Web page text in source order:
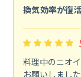
換気効率が復
料理中のニオ
お願いしまし